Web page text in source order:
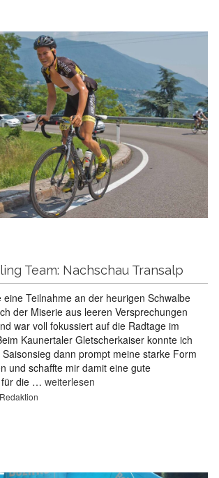
Team: Nachschau Transalp
eine Teilnahme an der heurigen Schwalbe
der Miserie aus leeren Versprechungen
war voll fokussiert auf die Radtage im
Kaunertaler Gletscherkaiser konnte ich
dann prompt meine starke Form
und schaffte mir damit eine gute
für die … weiterlesen